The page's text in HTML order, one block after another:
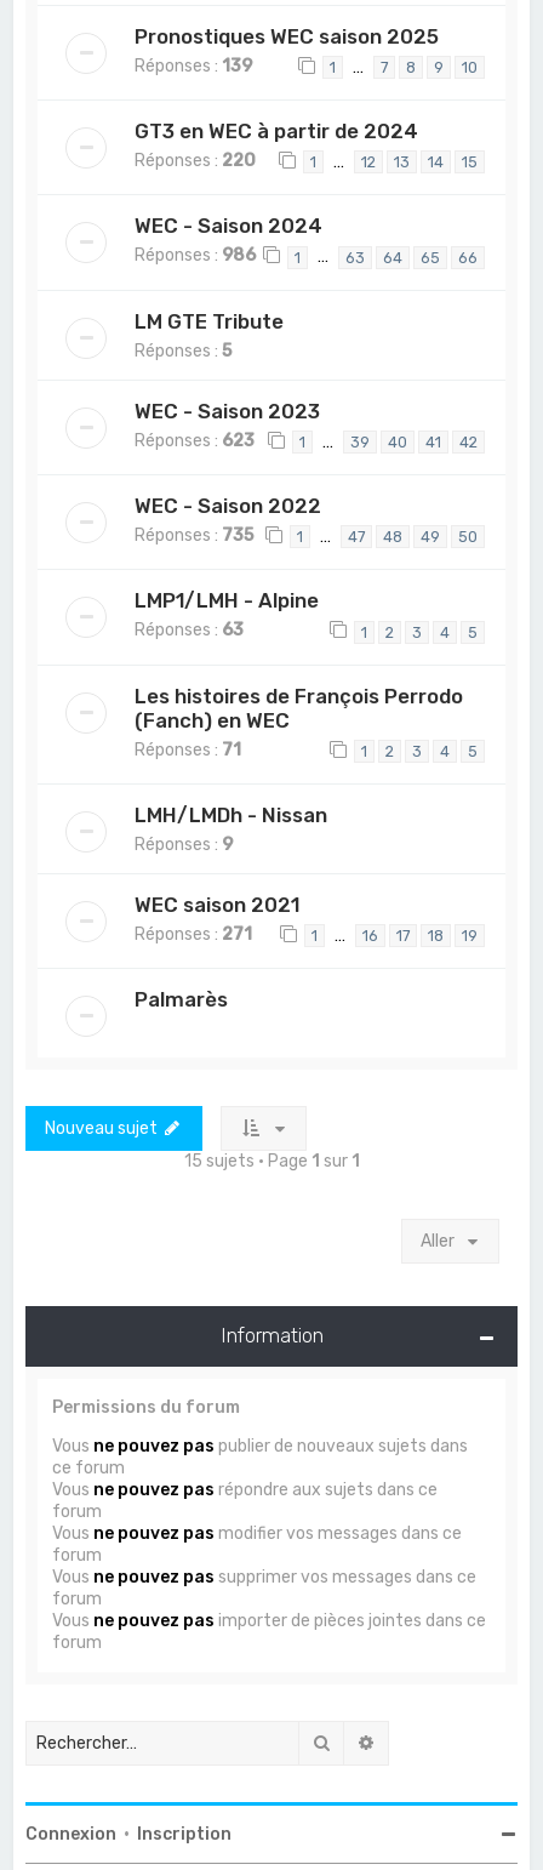
Pronostiques WEC saison 2025
Réponses : 139 1 … 7 8 9 10
GT3 en WEC à partir de 2024
Réponses : 220 1 … 12 13 14 15
WEC - Saison 2024
Réponses : 986 1 … 63 64 65 66
LM GTE Tribute
Réponses :5
WEC - Saison 2023
Réponses : 623 1 … 39 40 41 42
WEC - Saison 2022
Réponses : 735 1 … 47 48 49 50
LMP1/LMH - Alpine
Réponses : 63 1 2 3 4 5
Les histoires de François Perrodo
(Fanch) en WEC
Réponses : 71 1 2 3 4 5
LMH/LMDh - Nissan
Réponses : 9
WEC saison 2021
Réponses : 271 1 … 16 17 18 19
Palmarès
Nouveau sujet
15 sujets • Page 1 sur 1
Aller
Information
Permissions du forum
Vous ne pouvez pas publier de nouveaux sujets dans
ce forum
Vous ne pouvez pas répondre aux sujets dans ce
forum
Vous ne pouvez pas modifier vos messages dans ce
forum
Vous ne pouvez pas supprimer vos messages dans ce
forum
Vous ne pouvez pas importer de pièces jointes dans ce
forum
Rechercher
Connexion • Inscription